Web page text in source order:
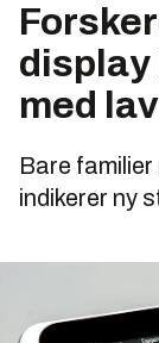
display
med
Bare
indikerer ny